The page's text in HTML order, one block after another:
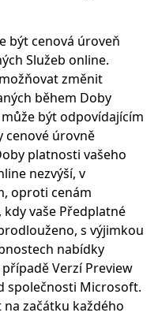
být cenová úroveň
Služeb online.
změnit
během Doby
být odpovídajícím
cenové úrovně
platnosti vašeho
nezvýší, v
oproti cenám
vaše Předplatné
s výjimkou
nabídky
Verzí Preview
společnosti Microsoft.
začátku každého